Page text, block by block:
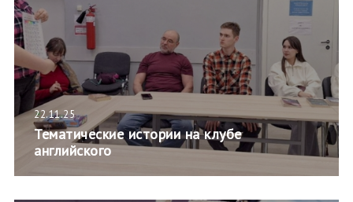
22.11.25
Тематические истории на клубе
английского